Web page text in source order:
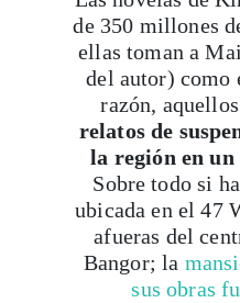
de 350 millones
ellas toman a
del autor) como
razón, aquellos
relatos de
la región en
Sobre todo si
ubicada en el 47
afueras del
Bangor; la
sus obras